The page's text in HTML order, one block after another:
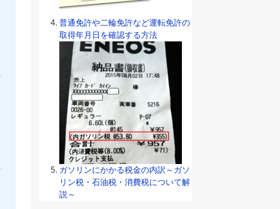
普通免許や二輪免許など運転免許の
取得年月日を確認する方法
ガソリンにかかる税金の内訳～ガソ
リン税・石油税・消費税について解
説～